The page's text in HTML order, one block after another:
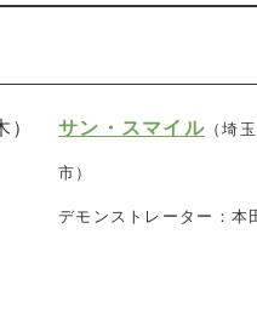
サン・スマイル（埼
市）
デモンストレーター：